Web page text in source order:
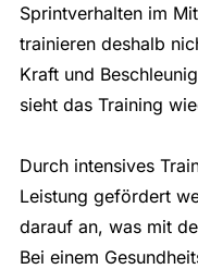
Sprintverhalten im
trainieren deshalb
Kraft und
sieht das Training
Durch intensives
Leistung gefördert
darauf an, was mit
Bei einem